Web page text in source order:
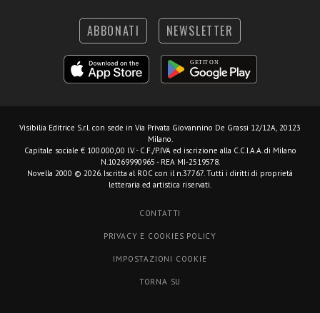
ABBONATI NEWSLETTER
Visibilia Editrice S.r.l. con sede in Via Privata Giovannino De Grassi 12/12A, 20123
Milano.
Capitale sociale € 100.000,00 I.V. - C.F./P.IVA ed iscrizione alla C.C.I.A.A. di Milano
N.10269990965 - REA MI-2519578.
Novella 2000 © 2026. Iscritta al ROC con il n.37767. Tutti i diritti di proprietà
letteraria ed artistica riservati.
CONTATTI
PRIVACY E COOKIES POLICY
IMPOSTAZIONI COOKIE
TORNA SU